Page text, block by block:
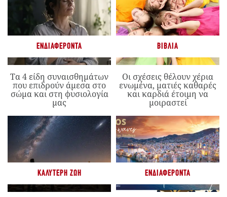
ΕΝΔΙΑΦΈΡΟΝΤΑ
Τα 4 είδη συναισθημάτων
που επιδρούν άμεσα στο
σώμα και στη φυσιολογία
μας
ΒΙΒΛΊΑ
Οι σχέσεις θέλουν χέρια
ενωμένα, ματιές καθαρές
και καρδιά έτοιμη να
μοιραστεί
ΚΑΛΎΤΕΡΗ ΖΩΉ ΕΝΔΙΑΦΈΡΟΝΤΑ